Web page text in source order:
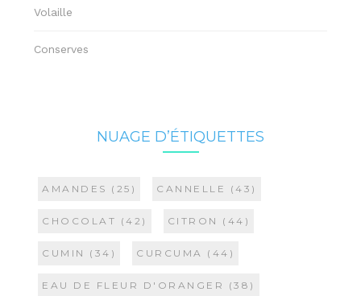
Volaille
Conserves
NUAGE D’ÉTIQUETTES
AMANDES (25) CANNELLE (43)
CHOCOLAT (42) CITRON (44)
CUMIN (34) CURCUMA (44)
EAU DE FLEUR D'ORANGER (38)